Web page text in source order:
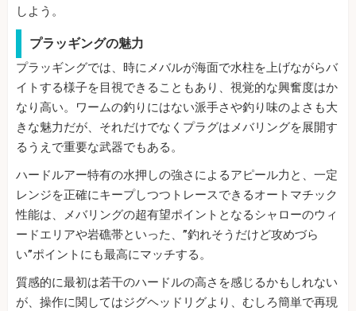
しよう。
プラッギングの魅力
プラッギングでは、時にメバルが海面で水柱を上げながらバ
イトする様子を目視できることもあり、視覚的な興奮度はか
なり高い。ワームの釣りにはない派手さや釣り味のよさも大
きな魅力だが、それだけでなくプラグはメバリングを展開す
るうえで重要な武器でもある。
ハードルアー特有の水押しの強さによるアピール力と、一定
レンジを正確にキープしつつトレースできるオートマチック
性能は、メバリングの超有望ポイントとなるシャローのウィ
ードエリアや岩礁帯といった、”釣れそうだけど攻めづら
い”ポイントにも最高にマッチする。
質感的に最初は若干のハードルの高さを感じるかもしれない
が、操作に関してはジグヘッドリグより、むしろ簡単で再現